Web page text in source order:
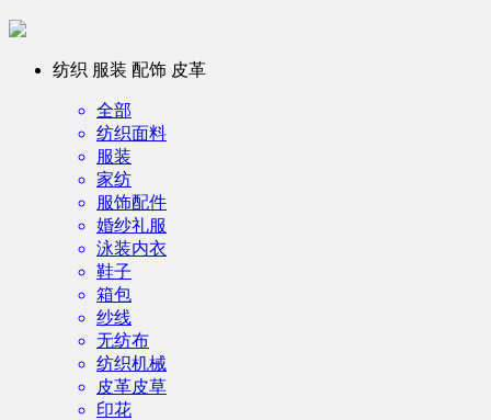
纺织 服装 配饰 皮革
全部
纺织面料
服装
家纺
服饰配件
婚纱礼服
泳装内衣
鞋子
箱包
纱线
无纺布
纺织机械
皮革皮草
印花